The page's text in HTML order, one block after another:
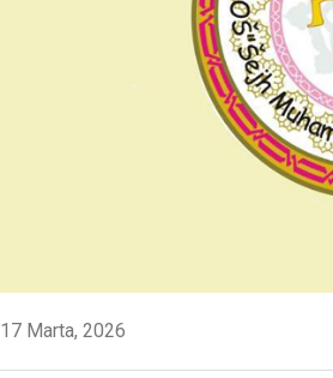
17 Marta, 2026